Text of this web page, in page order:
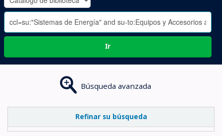
-
Ir
Búsqueda avanzada
Refinar su búsqueda